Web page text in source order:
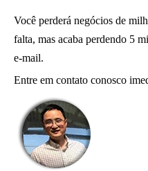
Você perderá negócios de
falta, mas acaba perdendo 5
e-mail.
Entre em contato conosco